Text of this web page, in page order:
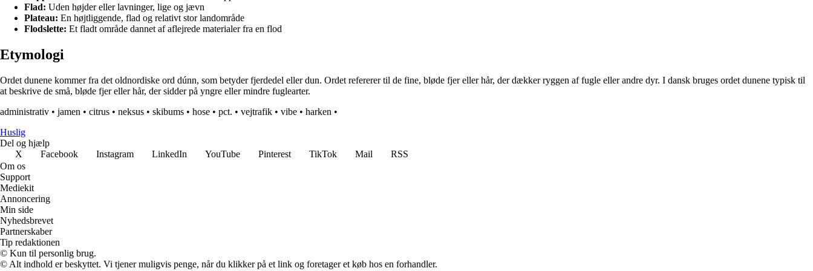
Flad: Uden højder eller lavninger, lige og jævn
Plateau: En højtliggende, flad og relativt stor landområde
Flodslette: Et fladt område dannet af aflejrede materialer fra en flod
Etymologi
Ordet dunene kommer fra det oldnordiske ord dúnn, som betyder fjerdedel eller dun. Ordet refererer til de fine, bløde fjer eller hår, der dækker ryggen af fugle eller andre dyr. I dansk bruges ordet dunene typisk til
at beskrive de små, bløde fjer eller hår, der sidder på yngre eller mindre fuglearter.
administrativ • jamen • citrus • neksus • skibums • hose • pct. • vejtrafik • vibe • harken •
Huslig
Del og hjælp
X
Facebook Instagram LinkedIn YouTube Pinterest TikTok Mail
RSS
Om os
Support
Mediekit
Annoncering
Min side
Nyhedsbrevet
Partnerskaber
Tip redaktionen
© Kun til personlig brug.
© Alt indhold er beskyttet. Vi tjener muligvis penge, når du klikker på et link og foretager et køb hos en forhandler.